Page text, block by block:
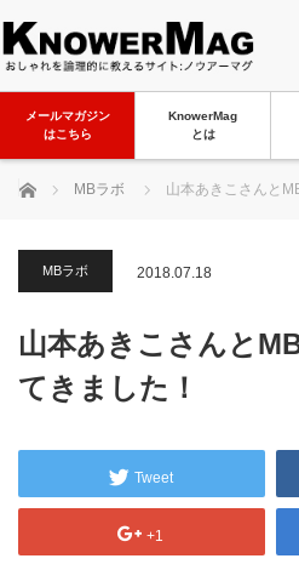
メールマガジン
はこちら
KnowerMag
とは
ホーム MBラボ 山本あきこさんと
MBラボ 2018.07.18
山本あきこさんと
てきました！
Tweet
+1